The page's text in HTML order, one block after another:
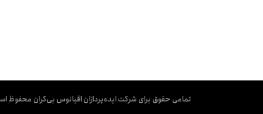
تمامی حقوق برای شرکت ایده‌پردازان اقیانوس بی‌کران محفوظ